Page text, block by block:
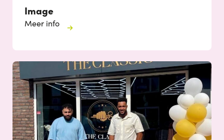
Image
Meer info